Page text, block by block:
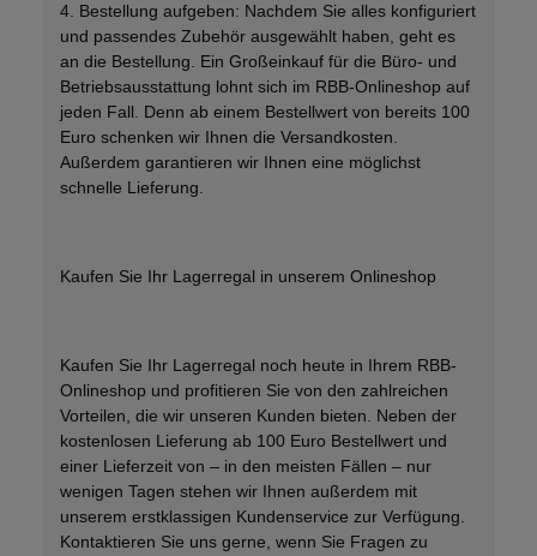
4. Bestellung aufgeben: Nachdem Sie alles konfiguriert
und passendes Zubehör ausgewählt haben, geht es
an die Bestellung. Ein Großeinkauf für die Büro- und
Betriebsausstattung lohnt sich im RBB-Onlineshop auf
jeden Fall. Denn ab einem Bestellwert von bereits 100
Euro schenken wir Ihnen die Versandkosten.
Außerdem garantieren wir Ihnen eine möglichst
schnelle Lieferung.
Kaufen Sie Ihr Lagerregal in unserem Onlineshop
Kaufen Sie Ihr Lagerregal noch heute in Ihrem RBB-
Onlineshop und profitieren Sie von den zahlreichen
Vorteilen, die wir unseren Kunden bieten. Neben der
kostenlosen Lieferung ab 100 Euro Bestellwert und
einer Lieferzeit von – in den meisten Fällen – nur
wenigen Tagen stehen wir Ihnen außerdem mit
unserem erstklassigen Kundenservice zur Verfügung.
Kontaktieren Sie uns gerne, wenn Sie Fragen zu